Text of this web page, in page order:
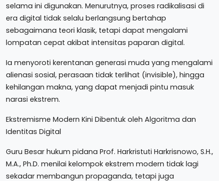
selama ini digunakan. Menurutnya, proses radikalisasi di
era digital tidak selalu berlangsung bertahap
sebagaimana teori klasik, tetapi dapat mengalami
lompatan cepat akibat intensitas paparan digital.
Ia menyoroti kerentanan generasi muda yang mengalami
alienasi sosial, perasaan tidak terlihat (invisible), hingga
kehilangan makna, yang dapat menjadi pintu masuk
narasi ekstrem.
Ekstremisme Modern Kini Dibentuk oleh Algoritma dan
Identitas Digital
Guru Besar hukum pidana Prof. Harkristuti Harkrisnowo, S.H.,
M.A., Ph.D. menilai kelompok ekstrem modern tidak lagi
sekadar membangun propaganda, tetapi juga